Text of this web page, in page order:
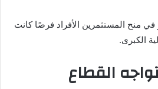
في منح المستثمرين الأفراد فرصًا كانت
الكبرى.
القطاع